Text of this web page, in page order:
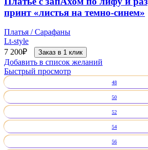
принт «листья на темно-синем»
Платья / Сарафаны
Lt-style
7 200₽ Заказ в 1 клик
Добавить в список желаний
Быстрый просмотр
48
50
52
54
56